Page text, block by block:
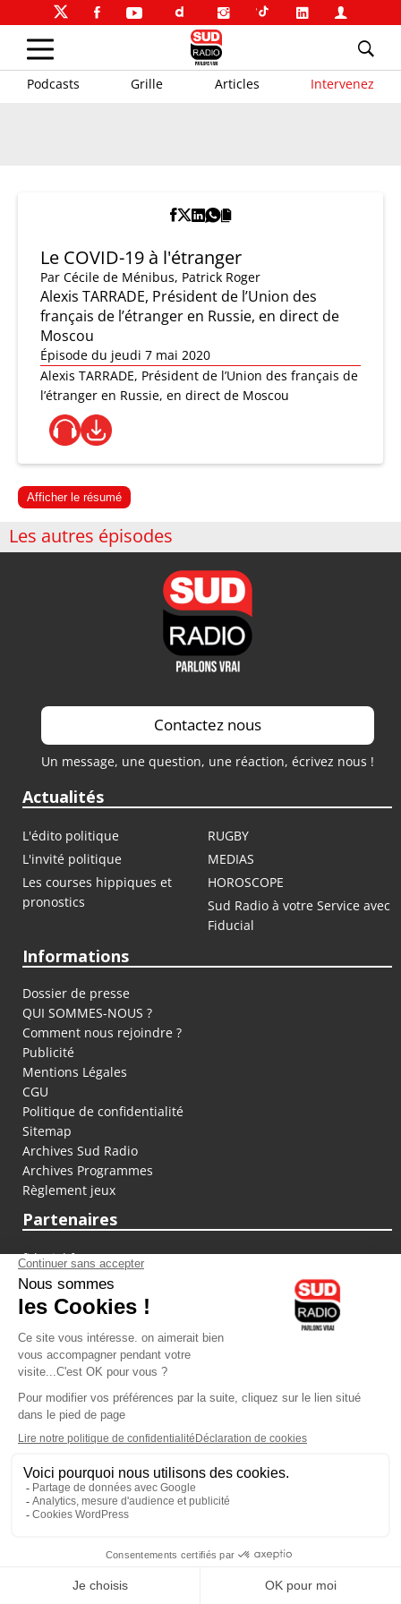
Podcasts Grille Articles Intervenez
Le COVID-19 à l'étranger
Par Cécile de Ménibus, Patrick Roger
Alexis TARRADE, Président de l’Union des
français de l’étranger en Russie, en direct de
Moscou
Épisode du jeudi 7 mai 2020
Alexis TARRADE, Président de l’Union des français de
l’étranger en Russie, en direct de Moscou
Afficher le résumé
Les autres épisodes
Contactez nous
Un message, une question, une réaction, écrivez nous !
Actualités
L'édito politique
RUGBY
L'invité politique
MEDIAS
Les courses hippiques et
pronostics
HOROSCOPE
Sud Radio à votre Service avec
Fiducial
Informations
Dossier de presse
QUI SOMMES-NOUS ?
Comment nous rejoindre ?
Publicité
Mentions Légales
CGU
Politique de confidentialité
Sitemap
Archives Sud Radio
Archives Programmes
Règlement jeux
Partenaires
fiducial.fr
lyoncapitale.fr
olympique-et-lyonnais.com
L'application Iphone / Android
Téléchargez l'application
Les cookies
Gestion des cookies
Crédit photos : ©Sud Radio / Pierre Olivier
Noémie Halioua
Les débats de l'été
Jacques Pessis
Les clefs d'une vie